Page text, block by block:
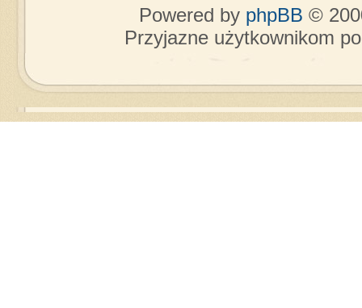
Powered by phpBB ©
Przyjazne użytkownikom